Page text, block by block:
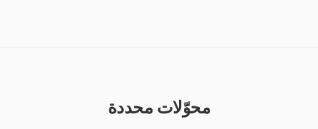
محوّلات محددة